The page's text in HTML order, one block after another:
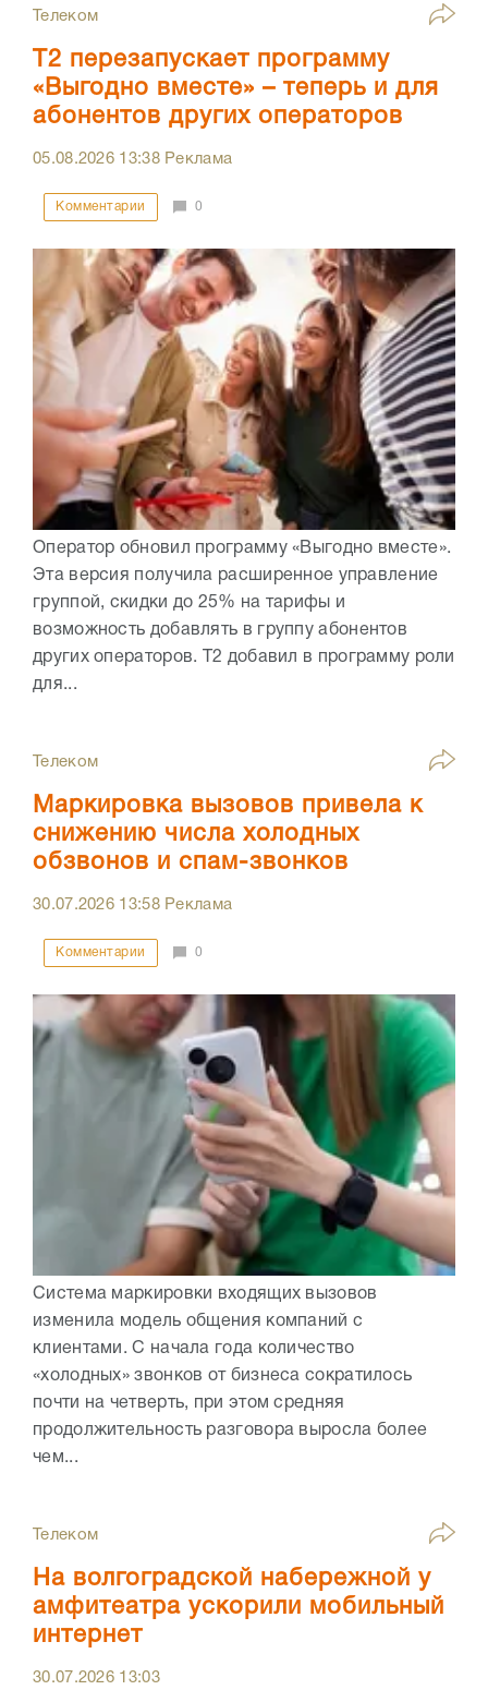
Телеком
Т2 перезапускает программу
«Выгодно вместе» – теперь и для
абонентов других операторов
05.08.2026 13:38Реклама
Комментарии 0
Оператор обновил программу «Выгодно вместе».
Эта версия получила расширенное управление
группой, скидки до 25% на тарифы и
возможность добавлять в группу абонентов
других операторов. Т2 добавил в программу роли
для...
Телеком
Маркировка вызовов привела к
снижению числа холодных
обзвонов и спам-звонков
30.07.2026 13:58Реклама
Комментарии 0
Система маркировки входящих вызовов
изменила модель общения компаний с
клиентами. С начала года количество
«холодных» звонков от бизнеса сократилось
почти на четверть, при этом средняя
продолжительность разговора выросла более
чем...
Телеком
На волгоградской набережной у
амфитеатра ускорили мобильный
интернет
30.07.2026 13:03